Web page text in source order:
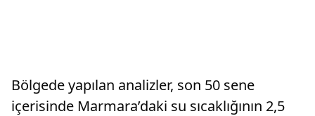
Bölgede yapılan analizler, son 50 sene
içerisinde Marmara’daki su sıcaklığının 2,5